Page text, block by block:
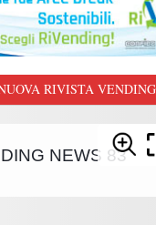
RIVISTA